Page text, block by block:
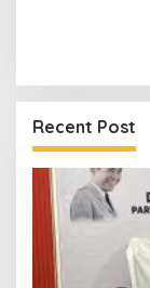
Recent Post